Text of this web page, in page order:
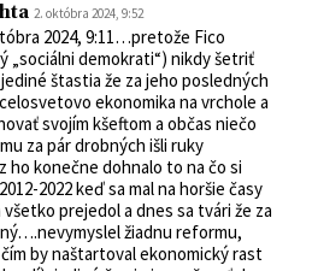
2. októbra 2024, 9:52
2024, 9:11…pretože Fico
„sociálni demokrati“) nikdy šetriť
štastia že za jeho posledných
ekonomika na vrchole a
svojím kšeftom a občas niečo
za pár drobných išli ruky
konečne dohnalo to na čo si
2022 keď sa mal na horšie časy
prejedol a dnes sa tvári že za
žiadnu reformu,
by naštartoval ekonomický rast